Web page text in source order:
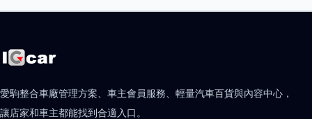
愛駒整合車廠管理方案、車主會員服務、輕量汽車百貨與內容中心，
讓店家和車主都能找到合適入口。